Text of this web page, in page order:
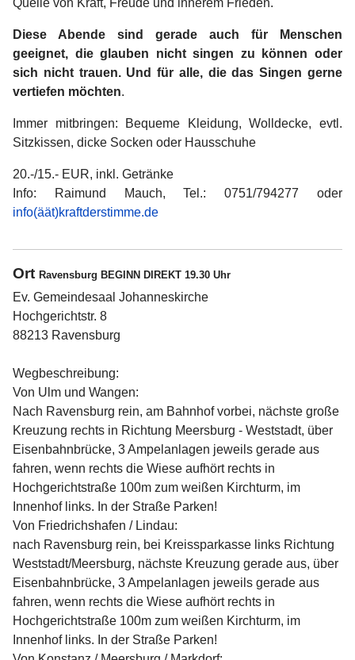
Quelle von Kraft, Freude und innerem Frieden.
Diese Abende sind gerade auch für Menschen
geeignet, die glauben nicht singen zu können oder
sich nicht trauen. Und für alle, die das Singen gerne
vertiefen möchten.
Immer mitbringen: Bequeme Kleidung, Wolldecke, evtl.
Sitzkissen, dicke Socken oder Hausschuhe
20.-/15.- EUR, inkl. Getränke
Info: Raimund Mauch, Tel.: 0751/794277 oder
info(äät)kraftderstimme.de
Ort Ravensburg BEGINN DIREKT 19.30 Uhr
Ev. Gemeindesaal Johanneskirche
Hochgerichtstr. 8
88213 Ravensburg
Wegbeschreibung:
Von Ulm und Wangen:
Nach Ravensburg rein, am Bahnhof vorbei, nächste große
Kreuzung rechts in Richtung Meersburg - Weststadt, über
Eisenbahnbrücke, 3 Ampelanlagen jeweils gerade aus
fahren, wenn rechts die Wiese aufhört rechts in
Hochgerichtstraße 100m zum weißen Kirchturm, im
Innenhof links. In der Straße Parken!
Von Friedrichshafen / Lindau:
nach Ravensburg rein, bei Kreissparkasse links Richtung
Weststadt/Meersburg, nächste Kreuzung gerade aus, über
Eisenbahnbrücke, 3 Ampelanlagen jeweils gerade aus
fahren, wenn rechts die Wiese aufhört rechts in
Hochgerichtstraße 100m zum weißen Kirchturm, im
Innenhof links. In der Straße Parken!